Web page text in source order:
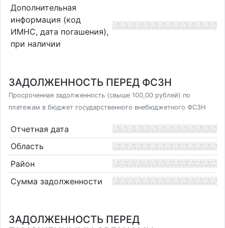
Дополнительная
информация (код
ИМНС, дата погашения),
при наличии
ЗАДОЛЖЕННОСТЬ ПЕРЕД ФСЗН
Просроченная задолженность (свыше 100,00 рублей) по
платежам в бюджет государственного внебюджетного ФСЗН
Отчетная дата
Область
Район
Сумма задолженности
ЗАДОЛЖЕННОСТЬ ПЕРЕД